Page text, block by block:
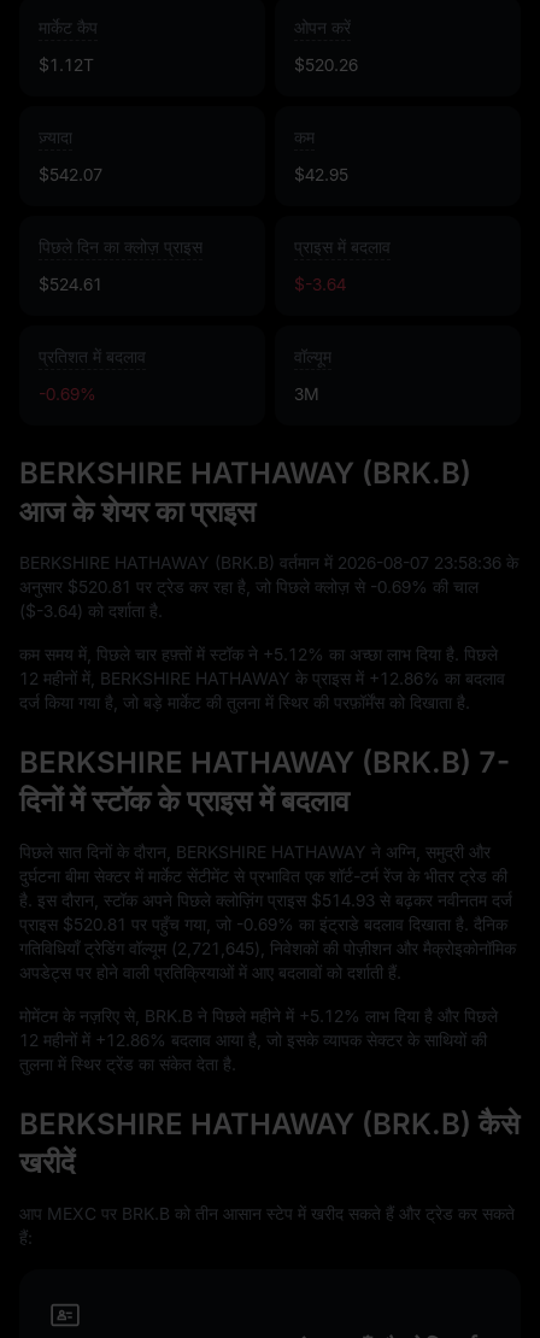
मार्केट कैप
$1.12T
ओपन करें
$520.26
ज़्यादा
$542.07
कम
$42.95
पिछले दिन का क्लोज़ प्राइस
$524.61
प्राइस में बदलाव
$-3.64
प्रतिशत में बदलाव
-0.69%
वॉल्यूम
3M
BERKSHIRE HATHAWAY (BRK.B)
आज के शेयर का प्राइस
BERKSHIRE HATHAWAY (BRK.B) वर्तमान में 2026-08-07 23:58:36 के
अनुसार $520.81 पर ट्रेड कर रहा है, जो पिछले क्लोज़ से -0.69% की चाल
($-3.64) को दर्शाता है.
कम समय में, पिछले चार हफ़्तों में स्टॉक ने +5.12% का अच्छा लाभ दिया है. पिछले
12 महीनों में, BERKSHIRE HATHAWAY के प्राइस में +12.86% का बदलाव
दर्ज किया गया है, जो बड़े मार्केट की तुलना में स्थिर की परफ़ॉर्मेंस को दिखाता है.
BERKSHIRE HATHAWAY (BRK.B) 7-
दिनों में स्टॉक के प्राइस में बदलाव
पिछले सात दिनों के दौरान, BERKSHIRE HATHAWAY ने अग्नि, समुद्री और
दुर्घटना बीमा सेक्टर में मार्केट सेंटीमेंट से प्रभावित एक शॉर्ट-टर्म रेंज के भीतर ट्रेड की
है. इस दौरान, स्टॉक अपने पिछले क्लोज़िंग प्राइस $514.93 से बढ़कर नवीनतम दर्ज
प्राइस $520.81 पर पहुँच गया, जो -0.69% का इंट्राडे बदलाव दिखाता है. दैनिक
गतिविधियाँ ट्रेडिंग वॉल्यूम (2,721,645), निवेशकों की पोज़ीशन और मैक्रोइकोनॉमिक
अपडेट्स पर होने वाली प्रतिक्रियाओं में आए बदलावों को दर्शाती हैं.
मोमेंटम के नज़रिए से, BRK.B ने पिछले महीने में +5.12% लाभ दिया है और पिछले
12 महीनों में +12.86% बदलाव आया है, जो इसके व्यापक सेक्टर के साथियों की
तुलना में स्थिर ट्रेंड का संकेत देता है.
BERKSHIRE HATHAWAY (BRK.B) कैसे
खरीदें
आप MEXC पर BRK.B को तीन आसान स्टेप में खरीद सकते हैं और ट्रेड कर सकते
हैं: